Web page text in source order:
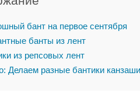
бант на первое сентября
банты из лент
из репсовых лент
Делаем разные бантики канзаши